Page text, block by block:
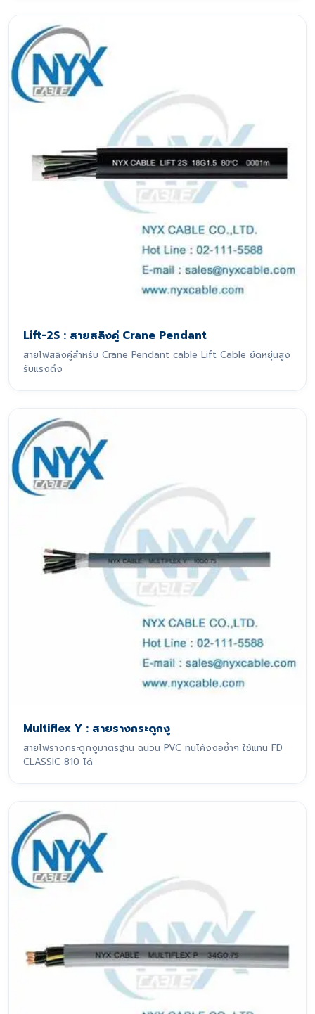
Lift-2S : สายสลิงคู่ Crane Pendant
สายไฟสลิงคู่สำหรับ Crane Pendant cable Lift Cable ยืดหยุ่นสูง
รับแรงดึง
Multiflex Y : สายรางกระดูกงู
สายไฟรางกระดูกงูมาตรฐาน ฉนวน PVC ทนโค้งงอซ้ำๆ ใช้แทน FD
CLASSIC 810 ได้